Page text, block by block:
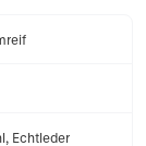
Echtleder